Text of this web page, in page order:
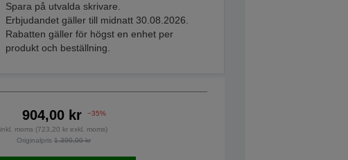
Spara på utvalda skrivare.
Erbjudandet gäller till midnatt 30.08.2026.
Rabatten gäller för högst en enhet per
produkt och beställning.
904,00 kr −35%
inkl. moms (723,20 kr exkl. moms)
Originalpris1.390,00 kr